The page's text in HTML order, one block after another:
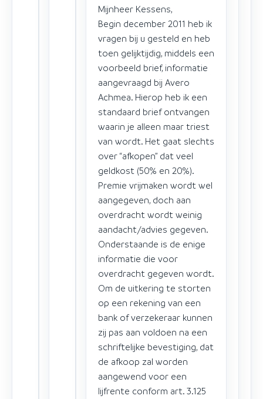
Mijnheer Kessens,
Begin december 2011 heb ik
vragen bij u gesteld en heb
toen gelijktijdig, middels een
voorbeeld brief, informatie
aangevraagd bij Avero
Achmea. Hierop heb ik een
standaard brief ontvangen
waarin je alleen maar triest
van wordt. Het gaat slechts
over “afkopen” dat veel
geldkost (50% en 20%).
Premie vrijmaken wordt wel
aangegeven, doch aan
overdracht wordt weinig
aandacht/advies gegeven.
Onderstaande is de enige
informatie die voor
overdracht gegeven wordt.
Om de uitkering te storten
op een rekening van een
bank of verzekeraar kunnen
zij pas aan voldoen na een
schriftelijke bevestiging, dat
de afkoop zal worden
aangewend voor een
lijfrente conform art. 3.125